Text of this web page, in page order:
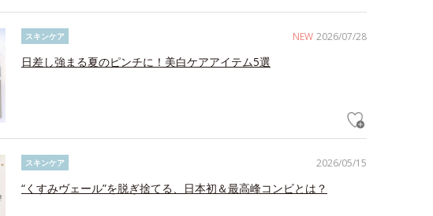
NEW 2026/07/28
スキンケア
日差し強まる夏のピンチに！美白ケアアイテム5選
2026/05/15
スキンケア
“くすみヴェール”を脱ぎ捨てる、日本初＆最高峰コンビとは？